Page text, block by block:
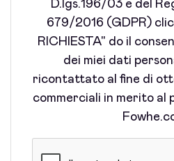
D.lgs.196/03 e del
679/2016 (GDPR)
RICHIESTA" do il
dei miei dati
ricontattato al fine di
commerciali in merito al